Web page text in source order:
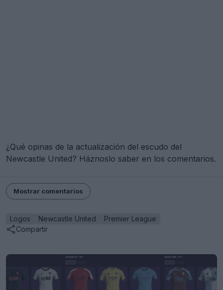
¿Qué opinas de la actualización del escudo del
Newcastle United? Háznoslo saber en los comentarios.
Mostrar comentarios
Logos Newcastle United
Premier League
Compartir